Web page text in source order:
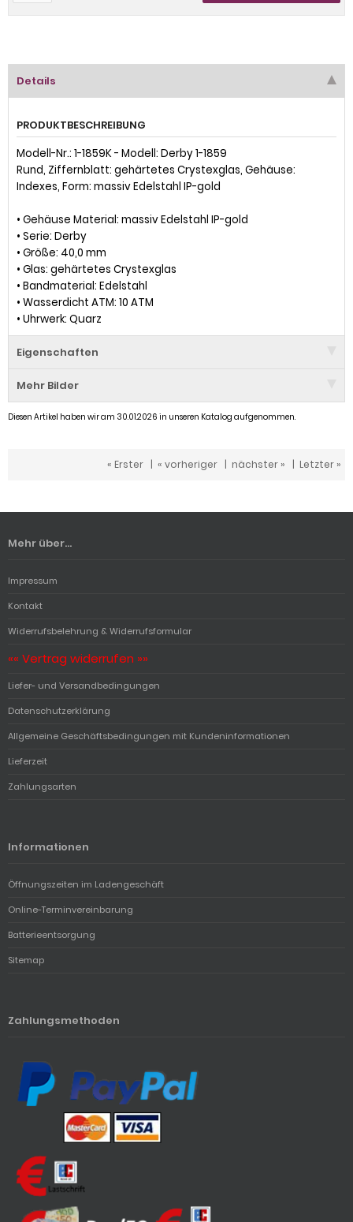
Details
PRODUKTBESCHREIBUNG
Modell-Nr.: 1-1859K - Modell: Derby 1-1859
Rund, Ziffernblatt: gehärtetes Crystexglas, Gehäuse:
Indexes, Form: massiv Edelstahl IP-gold
• Gehäuse Material: massiv Edelstahl IP-gold
• Serie: Derby
• Größe: 40,0 mm
• Glas: gehärtetes Crystexglas
• Bandmaterial: Edelstahl
• Wasserdicht ATM: 10 ATM
• Uhrwerk: Quarz
Eigenschaften
Mehr Bilder
Diesen Artikel haben wir am 30.01.2026 in unseren Katalog aufgenommen.
« Erster | « vorheriger | nächster » | Letzter »
Mehr über...
Impressum
Kontakt
Widerrufsbelehrung & Widerrufsformular
«« Vertrag widerrufen »»
Liefer- und Versandbedingungen
Datenschutzerklärung
Allgemeine Geschäftsbedingungen mit Kundeninformationen
Lieferzeit
Zahlungsarten
Informationen
Öffnungszeiten im Ladengeschäft
Online-Terminvereinbarung
Batterieentsorgung
Sitemap
Zahlungsmethoden